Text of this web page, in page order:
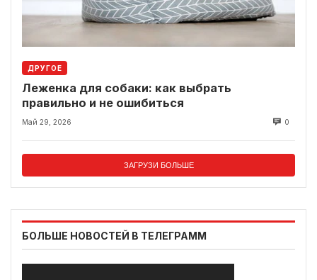
ДРУГОЕ
Леженка для собаки: как выбрать
правильно и не ошибиться
Май 29, 2026 0
ЗАГРУЗИ БОЛЬШЕ
БОЛЬШЕ НОВОСТЕЙ В ТЕЛЕГРАММ